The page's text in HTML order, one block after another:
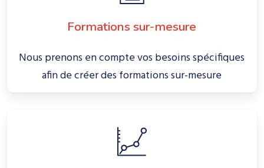
Formations sur-mesure
Nous prenons en compte vos besoins spécifiques
afin de créer des formations sur-mesure